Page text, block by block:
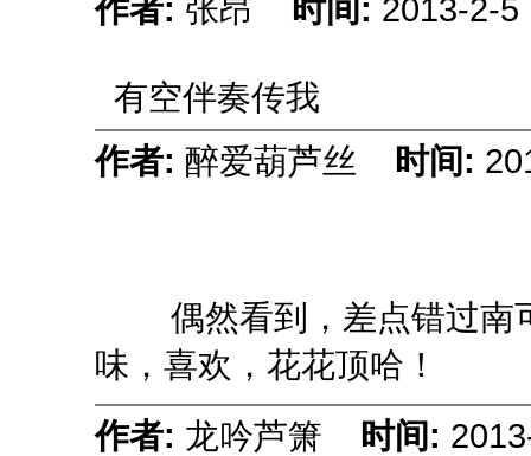
作者: 张昂 时间: 2013-2-5
有空伴奏传我
作者: 醉爱葫芦丝 时间:
偶然看到，差点错过南
味，喜欢，花花顶哈！
作者: 龙吟芦箫 时间: